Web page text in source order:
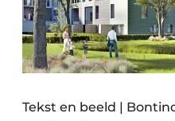
Tekst en beeld |